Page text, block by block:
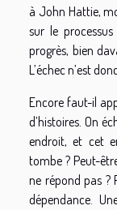
à John Hattie,
sur le
progrès, bien
L’échec n’est
Encore faut-il
d’histoires. On
endroit, et cet
tombe ? Peut-
ne répond pas ?
dépendance.